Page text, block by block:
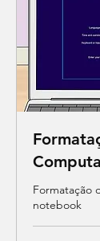
Formatação
notebook